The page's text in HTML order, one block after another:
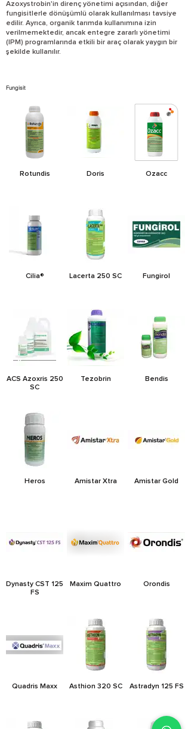
Azoxystrobin'in direnç yönetimi açısından, diğer
fungisitlerle dönüşümlü olarak kullanılması tavsiye
edilir. Ayrıca, organik tarımda kullanımına izin
verilmemektedir, ancak entegre zararlı yönetimi
(IPM) programlarında etkili bir araç olarak yaygın bir
şekilde kullanılır.
Fungisit
Rotundis Doris Ozacc
Cilia® Lacerta 250 SC Fungirol
ACS Azoxris 250
SC
Tezobrin Bendis
Heros Amistar Xtra Amistar Gold
Dynasty CST 125
FS
Maxim Quattro Orondis
Quadris Maxx Asthion 320 SC Astradyn 125 FS